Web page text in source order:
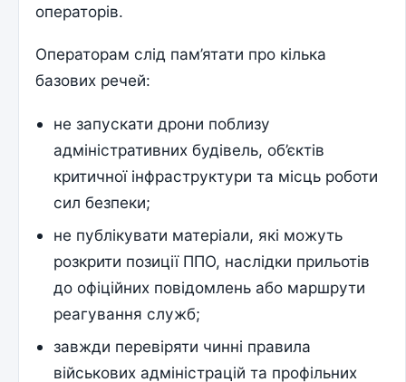
операторів.
Операторам слід пам’ятати про кілька
базових речей:
не запускати дрони поблизу
адміністративних будівель, об’єктів
критичної інфраструктури та місць роботи
сил безпеки;
не публікувати матеріали, які можуть
розкрити позиції ППО, наслідки прильотів
до офіційних повідомлень або маршрути
реагування служб;
завжди перевіряти чинні правила
військових адміністрацій та профільних